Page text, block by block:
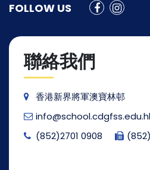
FOLLOW US
聯絡我們
香港新界將軍澳寶林邨
(852)2701 0908